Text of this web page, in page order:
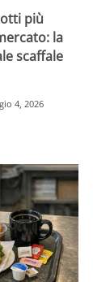
più
la
scaffale
4, 2026